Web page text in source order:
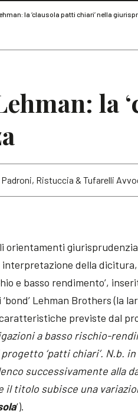
la ‘clausola patti chiari’ nella
la
Ristuccia & Tufarelli
orientamenti
interpretazione della
e basso rendimento’,
Lehman Brothers (la
previste dal
a basso rischio-
‘patti chiari’. N.b.
successivamente alla
il titolo subisce una
’).